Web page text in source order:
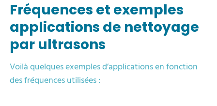
Fréquences et exemples
applications de nettoyage
par ultrasons
Voilà quelques exemples d’applications en fonction
des fréquences utilisées :